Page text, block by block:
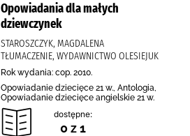
Opowiadania dla małych
dziewczynek
STAROSZCZYK, MAGDALENA
TŁUMACZENIE, WYDAWNICTWO OLESIEJUK
Rok wydania: cop. 2010.
Opowiadanie dziecięce 21 w., Antologia,
Opowiadanie dziecięce angielskie 21 w.
dostępne:
0 z 1